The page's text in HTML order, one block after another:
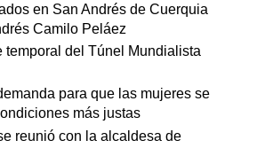
en San Andrés de Cuerquia
Camilo Peláez
temporal del Túnel Mundialista
para que las mujeres se
más justas
reunió con la alcaldesa de